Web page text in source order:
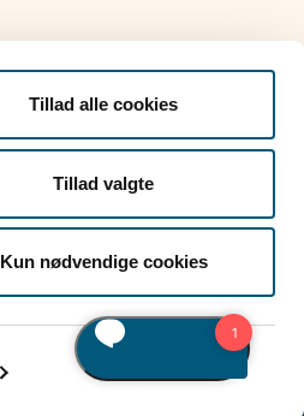
Tillad alle cookies
Tillad valgte
Kun nødvendige cookies